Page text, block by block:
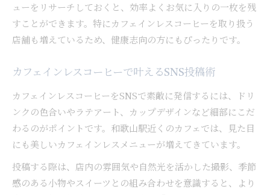
ューをリサーチしておくと、効率よくお気に入りの一枚を残
すことができます。特にカフェインレスコーヒーを取り扱う
店舗も増えているため、健康志向の方にもぴったりです。
カフェインレスコーヒーで叶えるSNS投稿術
カフェインレスコーヒーをSNSで素敵に発信するには、ドリ
ンクの色合いやラテアート、カップデザインなど細部にこだ
わるのがポイントです。和歌山駅近くのカフェでは、見た目
にも美しいカフェインレスメニューが増えてきています。
投稿する際は、店内の雰囲気や自然光を活かした撮影、季節
感のある小物やスイーツとの組み合わせを意識すると、より